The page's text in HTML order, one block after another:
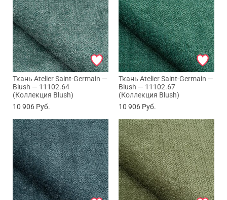
Ткань Atelier Saint-Germain —
Blush — 11102.64
(Коллекция Blush)
10 906 Руб.
Ткань Atelier Saint-Germain —
Blush — 11102.67
(Коллекция Blush)
10 906 Руб.